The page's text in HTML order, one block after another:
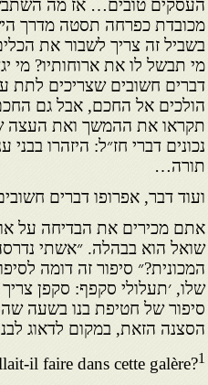
העסקים טובים… אז מה
מכובדת כפרחה תסטה מדרך
בשביל זה צריך לשבור את
מי תבשל לו את ארוחותיו? מי
דברים חשובים שצריכים לתת
הולכים אל החכם, אבל גם
תקראו את ההמשך ואת העצה
נכונים דברי חז״ל: היזהרו
תורה…
ועוד דבר, אפרופו דברים
אתם מכירים את הבדיחה על
שואל הוא בבהלה. ״אשתי
המכונית?״ סיפור זה דומה
שלו, ׳תעלולי סקפף: סקפן
סיפור של חטיפת בנו בשעה
הסצנה הזאת, במקום לדאוג
il faire dans cette galère?1